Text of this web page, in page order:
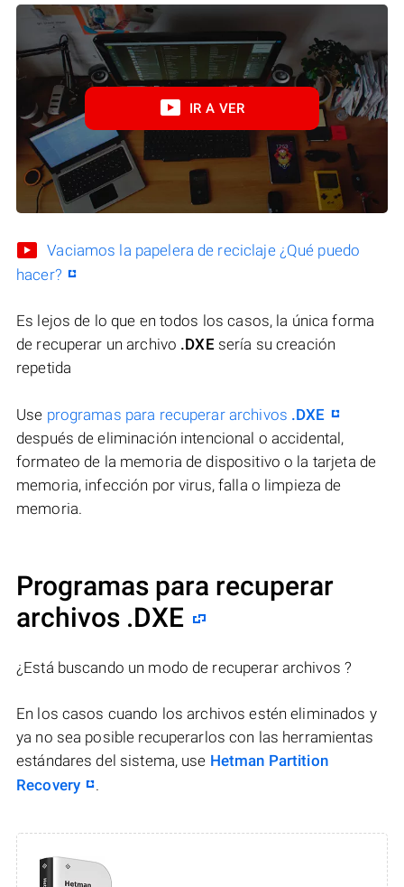
IR A VER
Vaciamos la papelera de reciclaje ¿Qué puedo
hacer?
Es lejos de lo que en todos los casos, la única forma
de recuperar un archivo .DXEsería su creación
repetida
Use programas para recuperar archivos .DXE
después de eliminación intencional o accidental,
formateo de la memoria de dispositivo o la tarjeta de
memoria, infección por virus, falla o limpieza de
memoria.
Programas para recuperar
archivos .DXE
¿Está buscando un modo de recuperar archivos ?
En los casos cuando los archivos estén eliminados y
ya no sea posible recuperarlos con las herramientas
estándares del sistema, use Hetman Partition
Recovery
.